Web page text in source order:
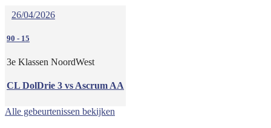
26/04/2026
90 - 15
3e Klassen NoordWest
CL DolDrie 3 vs Ascrum AA
Alle gebeurtenissen bekijken